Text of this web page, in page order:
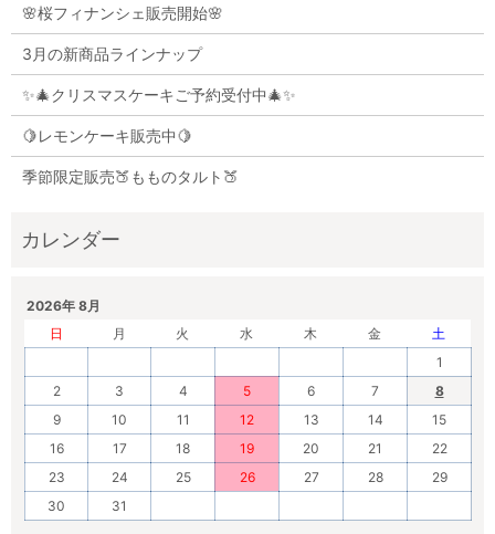
🌸桜フィナンシェ販売開始🌸
3月の新商品ラインナップ
✨🎄クリスマスケーキご予約受付中🎄✨
🍋レモンケーキ販売中🍋
季節限定販売🍑もものタルト🍑
2026年 8月
日
月 火 水 木 金
土
1
2
3 4 5 6 7
8
9
10 11 12 13 14
15
16
17 18 19 20 21
22
23
24 25 26 27 28
29
30
31